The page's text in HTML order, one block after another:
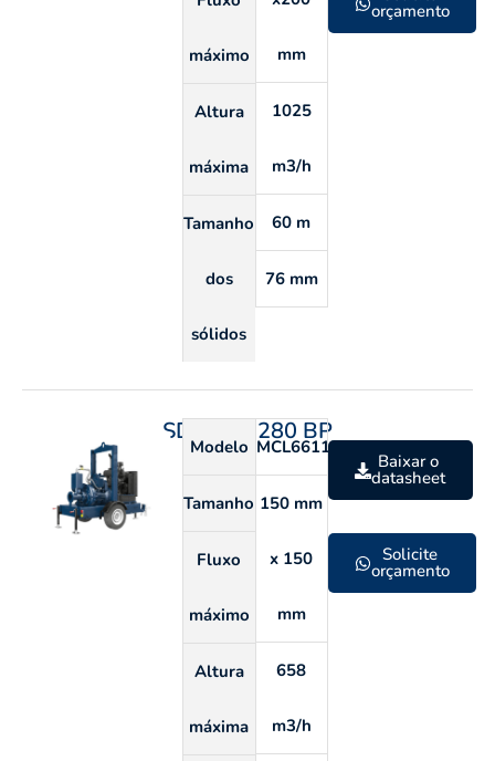
máximo
Altura
máxima
Tamanho
dos
sólidos
mm
1025
m3/h
60 m
76 mm
orçamento
SDP 150 280 BP
Modelo
Tamanho
Fluxo
máximo
Altura
máxima
MCL6611S
150 mm
x 150
mm
658
m3/h
Baixar o
datasheet
Solicite
orçamento